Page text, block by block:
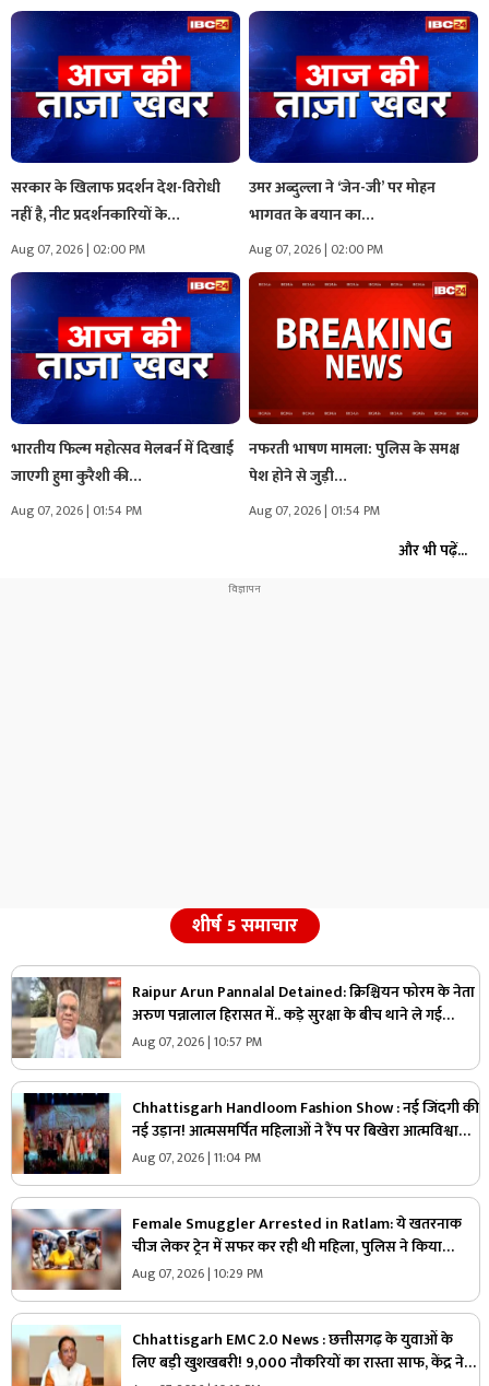
सरकार के खिलाफ प्रदर्शन देश-विरोधी
नहीं है, नीट प्रदर्शनकारियों के…
Aug 07, 2026 | 02:00 PM
उमर अब्दुल्ला ने ‘जेन-जी’ पर मोहन
भागवत के बयान का…
Aug 07, 2026 | 02:00 PM
भारतीय फिल्म महोत्सव मेलबर्न में दिखाई
जाएगी हुमा कुरैशी की…
Aug 07, 2026 | 01:54 PM
नफरती भाषण मामला: पुलिस के समक्ष
पेश होने से जुड़ी…
Aug 07, 2026 | 01:54 PM
और भी पढ़ें...
शीर्ष 5 समाचार
Raipur Arun Pannalal Detained: क्रिश्चियन फोरम के नेता
अरुण पन्नालाल हिरासत में.. कड़े सुरक्षा के बीच थाने ले गई
पुलिस, जानें क्या है आरोप
Aug 07, 2026 | 10:57 PM
Chhattisgarh Handloom Fashion Show : नई जिंदगी की
नई उड़ान! आत्मसमर्पित महिलाओं ने रैंप पर बिखेरा आत्मविश्वास,
तस्वीरें जीत लेंगी आपका दिल
Aug 07, 2026 | 11:04 PM
Female Smuggler Arrested in Ratlam: ये खतरनाक
चीज लेकर ट्रेन में सफर कर रही थी महिला, पुलिस ने किया
गिरफ्तार, जांच में सामने आई चौंकाने वाली सच्चाई
Aug 07, 2026 | 10:29 PM
Chhattisgarh EMC 2.0 News : छत्तीसगढ़ के युवाओं के
लिए बड़ी खुशखबरी! 9,000 नौकरियों का रास्ता साफ, केंद्र ने